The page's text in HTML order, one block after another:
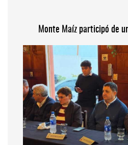
Monte Maíz participó de